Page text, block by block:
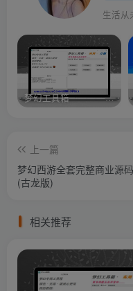
生活从
梦幻工具箱————-免费
上一篇
梦幻西游全套完整商业源码
(古龙版)
相关推荐